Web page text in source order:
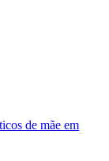
de mãe em